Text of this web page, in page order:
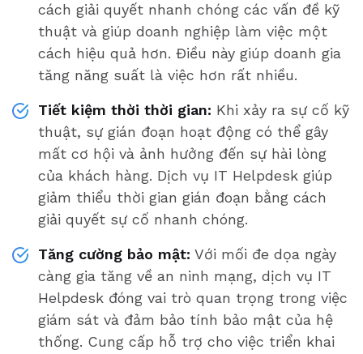
cách giải quyết nhanh chóng các vấn đề kỹ
thuật và giúp doanh nghiệp làm việc một
cách hiệu quả hơn. Điều này giúp doanh gia
tăng năng suất là việc hơn rất nhiều.
Tiết kiệm thời thời gian: Khi xảy ra sự cố kỹ
thuật, sự gián đoạn hoạt động có thể gây
mất cơ hội và ảnh hưởng đến sự hài lòng
của khách hàng. Dịch vụ IT Helpdesk giúp
giảm thiểu thời gian gián đoạn bằng cách
giải quyết sự cố nhanh chóng.
Tăng cường bảo mật: Với mối đe dọa ngày
càng gia tăng về an ninh mạng, dịch vụ IT
Helpdesk đóng vai trò quan trọng trong việc
giám sát và đảm bảo tính bảo mật của hệ
thống. Cung cấp hỗ trợ cho việc triển khai